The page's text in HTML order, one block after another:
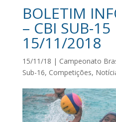
BOLETIM
– CBI SUB-15
15/11/2018
15/11/18 | Campeonato
Sub-16, Competições,